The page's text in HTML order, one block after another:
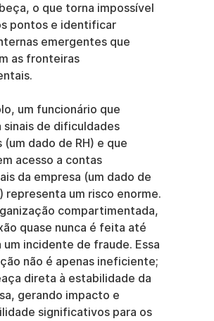
o que torna impossível
pontos e identificar
emergentes que
as fronteiras
um funcionário que
sinais de dificuldades
(um dado de RH) e que
acesso a contas
da empresa (um dado de
representa um risco enorme.
compartimentada,
quase nunca é feita até
um incidente de fraude. Essa
não é apenas ineficiente;
direta à estabilidade da
gerando impacto e
significativos para os